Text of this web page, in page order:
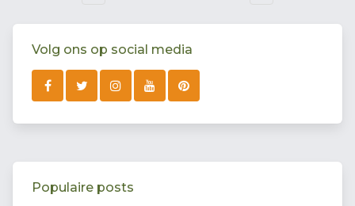
Volg ons op social media
Populaire posts